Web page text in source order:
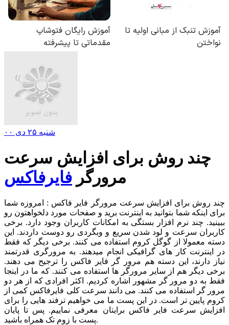
شنبه ۲۵ دی ۰۰
چند روش برای افزایش سرعت
مرورگر فایرفاکس
چند روش برای افزایش سرعت مرورگر فایر فاکس : امروزه شما
برای اینکه شما بتوانید به اینترنت برید و صفحات مورد دلخواهتون رو
ببینید. چند نرم افزار بستگی به امکانات کاربران وجود دارد. برخی
کاربران سرعت و لود شدن سریع و وبگردی رو دوست داردند. این
دسته معمولا از گوگل کروم استفاده می کنند. برخی دیگر که فقط
در اینترنت کار های گرافیکی انجام میدهند. به مرورگری قدرتمند
نیاز دارند، این دسته هم مرور گر فایر فاکس را ترجیح می دهند.
برخی دیگر هم از سایر مرورگر ها استفاده می کنند. که ما در اینجا
فقط به دو مرور گر مشهور اشاره کردیم. اکثر افرادی که از هر دو
مرور گر استفاده می کنند. می دانند سرعت کلی فایرفاکس کمی از
کروم پایین تر است. در این پست ما می خواهیم ترفند هایی را برای
افزایش سرعت فایر فاکس برایتان معرفی نماییم. پس تا پایان
پست با زوم تک همراه باشید.